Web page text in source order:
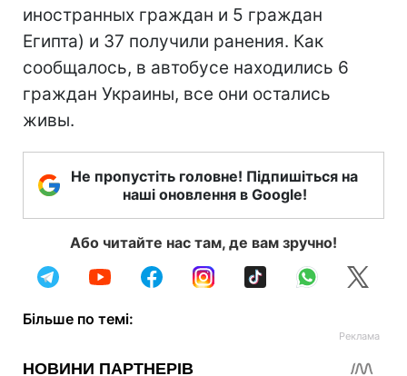
иностранных граждан и 5 граждан
Египта) и 37 получили ранения. Как
сообщалось, в автобусе находились 6
граждан Украины, все они остались
живы.
Не пропустіть головне! Підпишіться на
наші оновлення в Google!
Або читайте нас там, де вам зручно!
Більше по темі: